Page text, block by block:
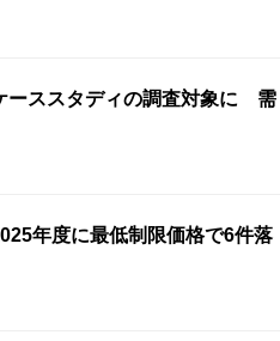
ーススタディの調査対象に 需
年度に最低制限価格で6件落